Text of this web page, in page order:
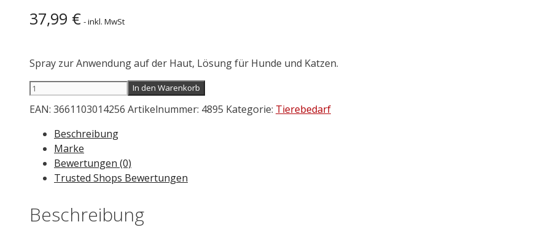
37,99 € - inkl. MwSt
Spray zur Anwendung auf der Haut, Lösung für Hunde und Katzen.
FRONTLINE
2,5
mg/ml
250
Menge
In den Warenkorb
EAN: 3661103014256 Artikelnummer: 4895 Kategorie: Tierebedarf
Beschreibung
Marke
Bewertungen (0)
Trusted Shops Bewertungen
Beschreibung